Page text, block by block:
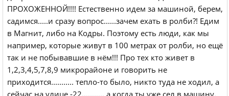
ПРОХОЖЕННОЙ!!!! Естественно идем за машиной, берем,
садимся.....и сразу вопрос......зачем ехать в ролби?! Едим
в Магнит, либо на Кодры. Поэтому есть люди, как мы
например, которые живут в 100 метрах от ролби, но ещё
так и не побывавшие в нём!!! Про тех кто живет в
1,2,3,4,5,7,8,9 микрорайоне и говорить не
приходится........... тепло-то было, никто туда не ходил, а